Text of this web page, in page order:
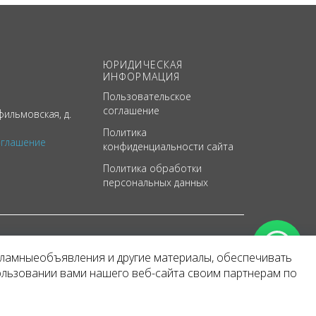
д.
ЮРИДИЧЕСКАЯ
ИНФОРМАЦИЯ
Пользовательское
соглашение
Политика
конфиденциальности сайта
Политика обработки
персональных данных
и другие материалы, обеспечивать
вами нашего веб-сайта своим партнерам по